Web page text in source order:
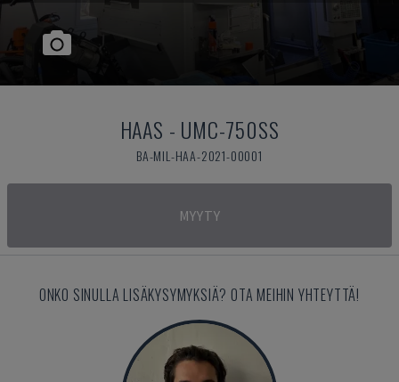
HAAS - UMC-750SS
BA-MIL-HAA-2021-00001
MYYTY
ONKO SINULLA LISÄKYSYMYKSIÄ? OTA MEIHIN YHTEYTTÄ!